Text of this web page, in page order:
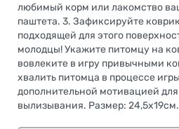
любимый корм или лакомство
паштета. 3. Зафиксируйте
подходящей для этого
молодцы! Укажите питомцу на
вовлеките в игру привычными
хвалить питомца в процессе
дополнительной мотивацией
вылизывания. Размер: